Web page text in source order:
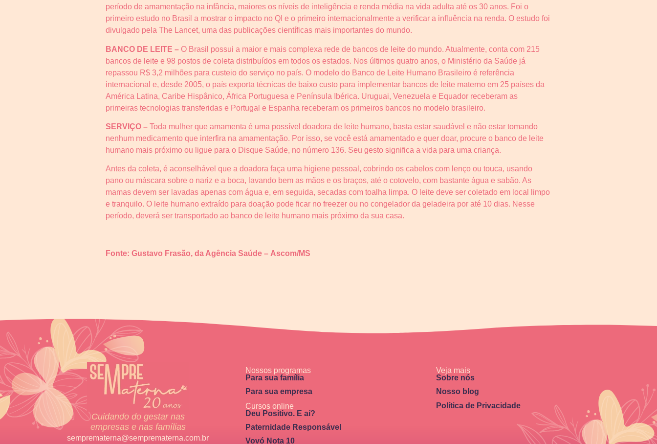
período de amamentação na infância, maiores os níveis de inteligência e renda média na vida adulta até os 30 anos. Foi o
primeiro estudo no Brasil a mostrar o impacto no QI e o primeiro internacionalmente a verificar a influência na renda. O estudo foi
divulgado pela The Lancet, uma das publicações científicas mais importantes do mundo.
BANCO DE LEITE – O Brasil possui a maior e mais complexa rede de bancos de leite do mundo. Atualmente, conta com 215
bancos de leite e 98 postos de coleta distribuídos em todos os estados. Nos últimos quatro anos, o Ministério da Saúde já
repassou R$ 3,2 milhões para custeio do serviço no país. O modelo do Banco de Leite Humano Brasileiro é referência
internacional e, desde 2005, o país exporta técnicas de baixo custo para implementar bancos de leite materno em 25 países da
América Latina, Caribe Hispânico, África Portuguesa e Península Ibérica. Uruguai, Venezuela e Equador receberam as
primeiras tecnologias transferidas e Portugal e Espanha receberam os primeiros bancos no modelo brasileiro.
SERVIÇO – Toda mulher que amamenta é uma possível doadora de leite humano, basta estar saudável e não estar tomando
nenhum medicamento que interfira na amamentação. Por isso, se você está amamentado e quer doar, procure o banco de leite
humano mais próximo ou ligue para o Disque Saúde, no número 136. Seu gesto significa a vida para uma criança.
Antes da coleta, é aconselhável que a doadora faça uma higiene pessoal, cobrindo os cabelos com lenço ou touca, usando
pano ou máscara sobre o nariz e a boca, lavando bem as mãos e os braços, até o cotovelo, com bastante água e sabão. As
mamas devem ser lavadas apenas com água e, em seguida, secadas com toalha limpa. O leite deve ser coletado em local limpo
e tranquilo. O leite humano extraído para doação pode ficar no freezer ou no congelador da geladeira por até 10 dias. Nesse
período, deverá ser transportado ao banco de leite humano mais próximo da sua casa.
Fonte: Gustavo Frasão, da Agência Saúde – Ascom/MS
Cuidando do gestar nas
empresas e nas famílias
semprematerna@semprematerna.com.br
Nossos programas
Para sua família
Para sua empresa
Cursos online
Deu Positivo. E aí?
Paternidade Responsável
Vovó Nota 10
Veja mais
Sobre nós
Nosso blog
Política de Privacidade